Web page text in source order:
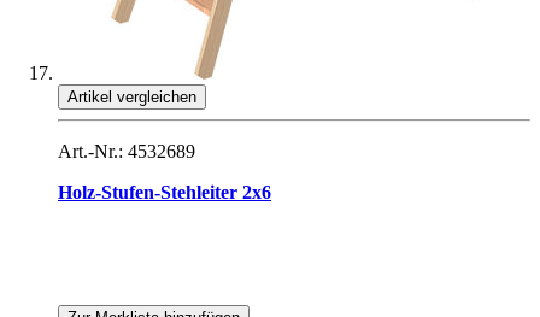
Artikel vergleichen
Art.-Nr.: 4532689
Holz-Stufen-Stehleiter 2x6